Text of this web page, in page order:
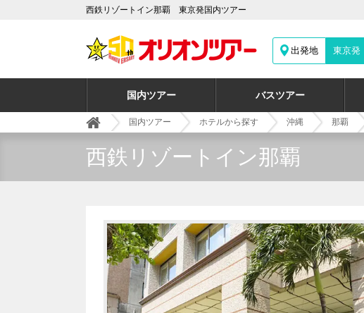
西鉄リゾートイン那覇 東京発国内ツアー
出発地 東京発
国内ツアー バスツアー
国内ツアー ホテルから探す 沖縄 那覇
西鉄リゾートイン那覇